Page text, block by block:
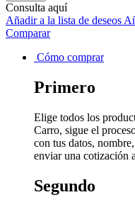
Consulta aquí
Añadir a la lista de deseos
Comparar
Cómo comprar
Primero
Elige todos los
Carro, sigue el
con tus datos,
enviar una cotización
Segundo